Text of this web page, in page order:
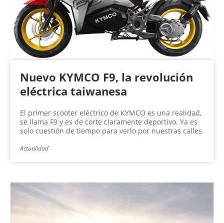
Nuevo KYMCO F9, la revolución
eléctrica taiwanesa
El primer scooter eléctrico de KYMCO es una realidad,
se llama F9 y es de corte claramente deportivo. Ya es
solo cuestión de tiempo para verlo por nuestras calles.
Actualidad